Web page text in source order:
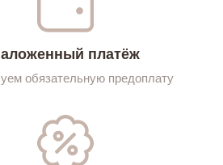
платёж
обязательную предоплату